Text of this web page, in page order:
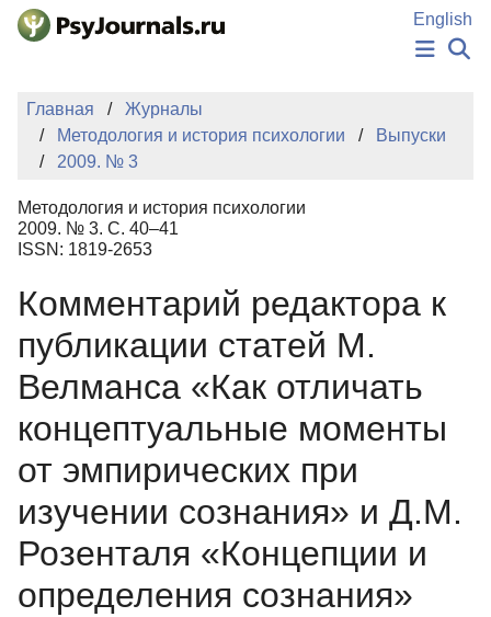
Перейти к основному содержанию
English
НОВОСТИ
АВТОРЫ
КЛЮЧЕВЫЕ СЛОВА
Регистрация
Главная
Журналы
Методология и история психологии
Выпуски
2009. № 3
Методология и история психологии
2009. № 3. С. 40–41
ISSN: 1819-2653
Комментарий редактора к
публикации статей М.
Велманса «Как отличать
концептуальные моменты
от эмпирических при
изучении сознания» и Д.М.
Розенталя «Концепции и
определения сознания»